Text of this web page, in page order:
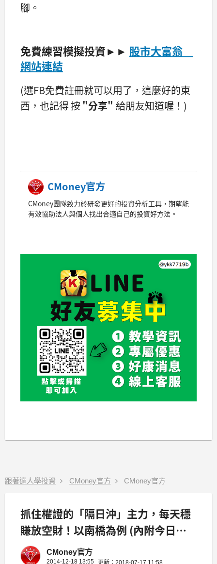
腳。
免費練習模擬投資►► 股市大富翁
網站連結
(選FB免費註冊就可以用了，這麼好的東
西，也記得 按"分享" 給朋友知道喔！)
CMoney官方
CMoney團隊致力於研發更好的投資分析工具，期望能
有效協助法人與個人找出合適自己的投資好方法。
跟著達人學投資 CMoney官方 CMoney官方
抓住權證的「隔日沖」主力，每天穩
賺放空財！以南橋為例 (內附今日權
證主力清單)CMoney官方
2014-12-18 13:55 更新：2018-07-17 11:58